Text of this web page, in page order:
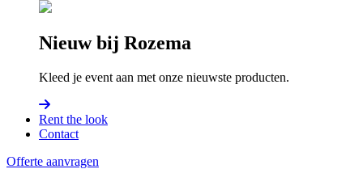
Nieuw bij Rozema
Kleed je event aan met onze nieuwste producten.
Rent the look
Contact
Offerte aanvragen